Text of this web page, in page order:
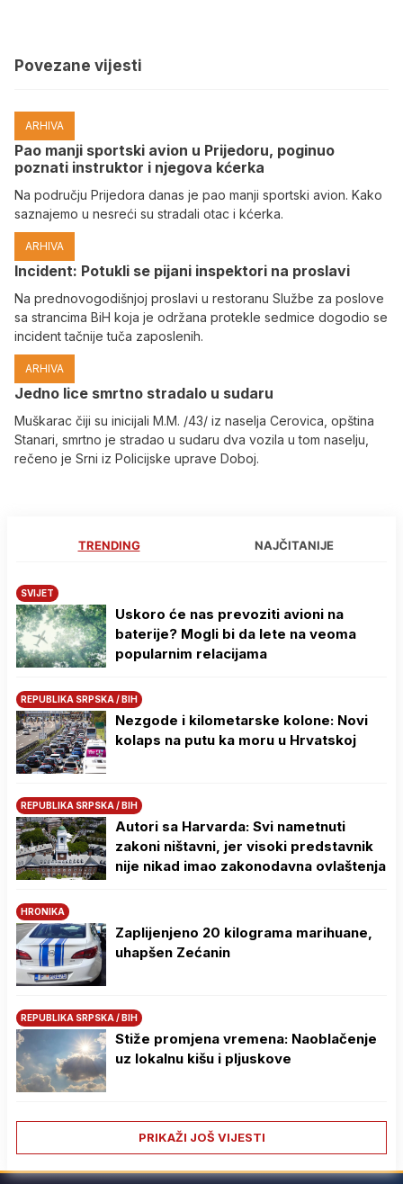
Povezane vijesti
ARHIVA
Pao manji sportski avion u Prijedoru, poginuo
poznati instruktor i njegova kćerka
Na području Prijedora danas je pao manji sportski avion. Kako
saznajemo u nesreći su stradali otac i kćerka.
ARHIVA
Incident: Potukli se pijani inspektori na proslavi
Na prednovogodišnjoj proslavi u restoranu Službe za poslove
sa strancima BiH koja je održana protekle sedmice dogodio se
incident tačnije tuča zaposlenih.
ARHIVA
Јedno lice smrtno stradalo u sudaru
Muškarac čiji su inicijali M.M. /43/ iz naselja Cerovica, opština
Stanari, smrtno je stradao u sudaru dva vozila u tom naselju,
rečeno je Srni iz Policijske uprave Doboj.
TRENDING NAJČITANIJE
SVIJET
Uskoro će nas prevoziti avioni na
baterije? Mogli bi da lete na veoma
popularnim relacijama
REPUBLIKA SRPSKA / BIH
Nezgode i kilometarske kolone: Novi
kolaps na putu ka moru u Hrvatskoj
REPUBLIKA SRPSKA / BIH
Autori sa Harvarda: Svi nametnuti
zakoni ništavni, jer visoki predstavnik
nije nikad imao zakonodavna ovlaštenja
HRONIKA
Zaplijenjeno 20 kilograma marihuane,
uhapšen Zećanin
REPUBLIKA SRPSKA / BIH
Stiže promjena vremena: Naoblačenje
uz lokalnu kišu i pljuskove
PRIKAŽI JOŠ VIJESTI